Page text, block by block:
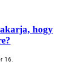
hogy
16.